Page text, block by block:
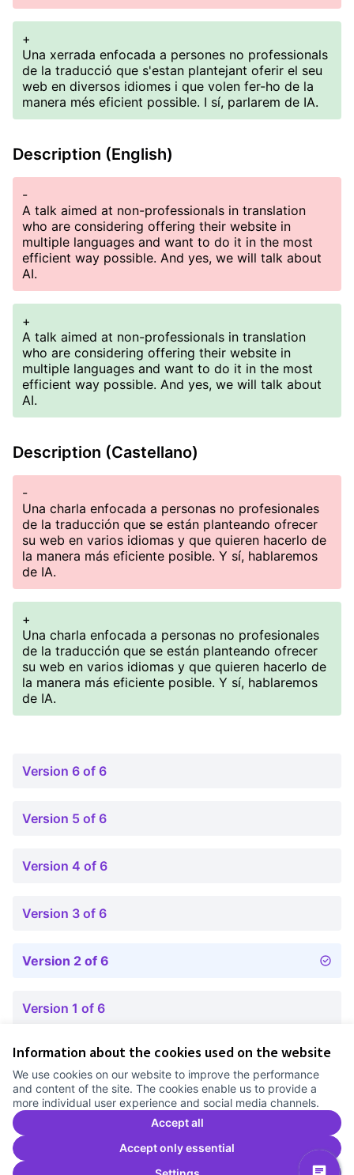
Information about the cookies used on the website
We use cookies on our website to improve the performance
and content of the site. The cookies enable us to provide a
more individual user experience and social media channels.
Accept all
Accept only essential
+
Una xerrada enfocada a persones no professionals
de la traducció que s'estan plantejant oferir el seu
web en diversos idiomes i que volen fer-ho de la
manera més eficient possible. I sí, parlarem de IA.
Description (English)
-
A talk aimed at non-professionals in translation
who are considering offering their website in
multiple languages and want to do it in the most
efficient way possible. And yes, we will talk about
AI.
+
A talk aimed at non-professionals in translation
who are considering offering their website in
multiple languages and want to do it in the most
efficient way possible. And yes, we will talk about
AI.
Description (Castellano)
-
Una charla enfocada a personas no profesionales
de la traducción que se están planteando ofrecer
su web en varios idiomas y que quieren hacerlo de
la manera más eficiente posible. Y sí, hablaremos
de IA.
+
Una charla enfocada a personas no profesionales
de la traducción que se están planteando ofrecer
su web en varios idiomas y que quieren hacerlo de
la manera más eficiente posible. Y sí, hablaremos
de IA.
Version 6 of 6
Version 5 of 6
Version 4 of 6
Version 3 of 6
Version 2 of 6
Version 1 of 6
Cookie settings
Comunitat Canòdrom at Facebook
(External link)
Comunitat Canòdrom at Instagram
(External link)
Comunitat Canòdrom at YouTube
(External link)
English
Triar la llenguaElegir el idiomaChoose language